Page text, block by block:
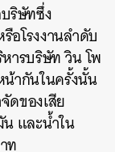
ริษัทซึ่ง
อโรงงานลำดับ
ารบริษัท วิน โพ
น้ากันในครั้งนั้น
ดของเสีย
และน้ำใน
ท